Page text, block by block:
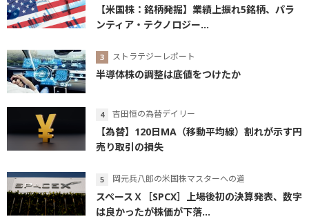
【米国株：銘柄発掘】業績上振れ5銘柄、パラ
ンティア・テクノロジー...
ストラテジーレポート
半導体株の調整は底値をつけたか
吉田恒の為替デイリー
【為替】120日MA（移動平均線）割れが示す円
売り取引の損失
岡元兵八郎の米国株マスターへの道
スペースＸ［SPCX］上場後初の決算発表、数字
は良かったが株価が下落...